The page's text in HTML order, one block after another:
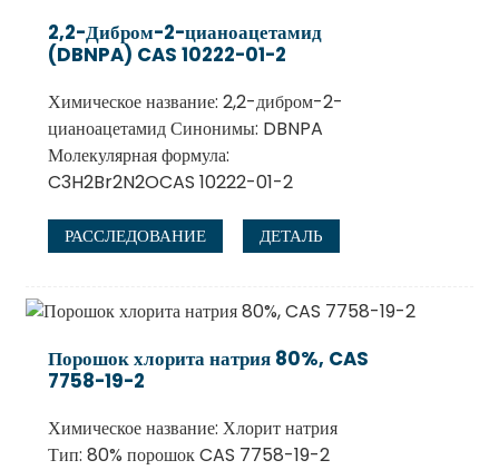
2,2-Дибром-2-цианоацетамид
(DBNPA) CAS 10222-01-2
Химическое название: 2,2-дибром-2-
цианоацетамид Синонимы: DBNPA
Молекулярная формула:
C3H2Br2N2OCAS 10222-01-2
РАССЛЕДОВАНИЕ ДЕТАЛЬ
Порошок хлорита натрия 80%, CAS
7758-19-2
Химическое название: Хлорит натрия
Тип: 80% порошок CAS 7758-19-2